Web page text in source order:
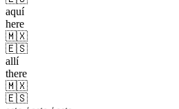
aquí
here
🇲🇽
🇪🇸
allí
there
🇲🇽
🇪🇸